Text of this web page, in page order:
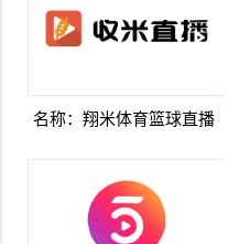
名称：翔米体育篮球直播